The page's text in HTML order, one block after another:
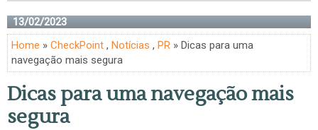
13/02/2023
Home » CheckPoint , Notícias , PR » Dicas para uma
navegação mais segura
Dicas para uma navegação mais
segura